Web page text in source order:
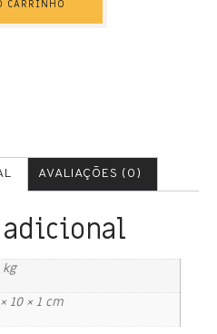
CARRINHO
AVALIAÇÕES (0)
kg
10 × 1 cm